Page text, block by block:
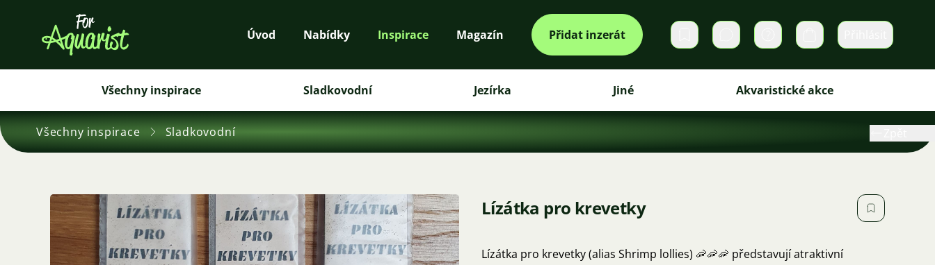
Úvod Nabídky Inspirace Magazín Přidat inzerát Soukromé zprávy Košík
Všechny inspirace Sladkovodní Jezírka Jiné Akvaristické akce
Všechny inspirace Sladkovodní
Lízátka pro krevetky
Lízátka pro krevetky (alias Shrimp lollies) 🦐🦐🦐 představují atraktivní